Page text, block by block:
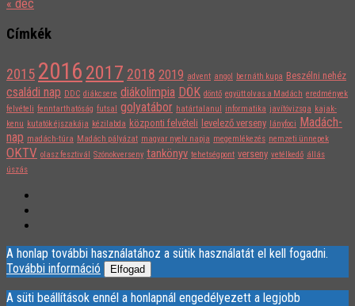
« dec
Címkék
2015 2016 2017 2018 2019 advent angol bernáth kupa Beszélni nehéz
családi nap DDC diákcsere diákolimpia DÖK döntő együtt olvas a Madách eredmények
felvételi fenntarthatóság futsal golyatábor határtalanul informatika javítóvizsga kajak-
kenu kutatók éjszakája kézilabda központi felvételi levelező verseny lányfoci Madách-
nap madách-túra Madách pályázat magyar nyelv napja megemlékezés nemzeti ünnepek
OKTV olasz fesztivál Szónokverseny tankönyv tehetségpont verseny vetélkedő állás
úszás
A honlap további használatához a sütik használatát el kell fogadni.
További információ
Elfogad
A süti beállítások ennél a honlapnál engedélyezett a legjobb